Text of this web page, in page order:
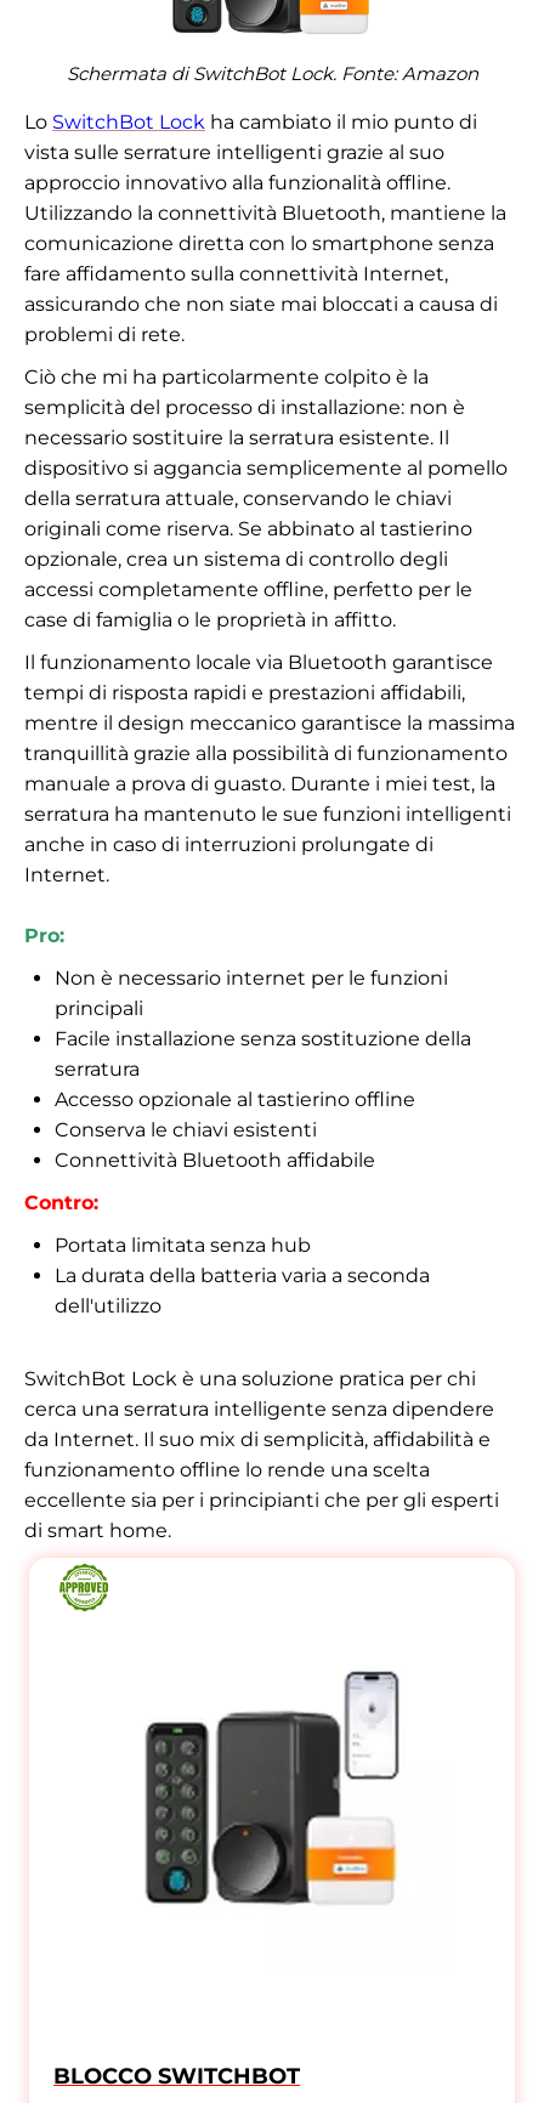
Schermata di SwitchBot Lock. Fonte:Amazon
Lo SwitchBot Lock ha cambiato il mio punto di
vista sulle serrature intelligenti grazie al suo
approccio innovativo alla funzionalità offline.
Utilizzando la connettività Bluetooth, mantiene la
comunicazione diretta con lo smartphone senza
fare affidamento sulla connettività Internet,
assicurando che non siate mai bloccati a causa di
problemi di rete.
Ciò che mi ha particolarmente colpito è la
semplicità del processo di installazione: non è
necessario sostituire la serratura esistente. Il
dispositivo si aggancia semplicemente al pomello
della serratura attuale, conservando le chiavi
originali come riserva. Se abbinato al tastierino
opzionale, crea un sistema di controllo degli
accessi completamente offline, perfetto per le
case di famiglia o le proprietà in affitto.
Il funzionamento locale via Bluetooth garantisce
tempi di risposta rapidi e prestazioni affidabili,
mentre il design meccanico garantisce la massima
tranquillità grazie alla possibilità di funzionamento
manuale a prova di guasto. Durante i miei test, la
serratura ha mantenuto le sue funzioni intelligenti
anche in caso di interruzioni prolungate di
Internet.
Pro:
Non è necessario internet per le funzioni
principali
Facile installazione senza sostituzione della
serratura
Accesso opzionale al tastierino offline
Conserva le chiavi esistenti
Connettività Bluetooth affidabile
Contro:
Portata limitata senza hub
La durata della batteria varia a seconda
dell'utilizzo
SwitchBot Lock è una soluzione pratica per chi
cerca una serratura intelligente senza dipendere
da Internet. Il suo mix di semplicità, affidabilità e
funzionamento offline lo rende una scelta
eccellente sia per i principianti che per gli esperti
di smart home.
BLOCCO SWITCHBOT